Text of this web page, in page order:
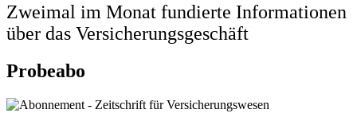
Zweimal im Monat fundierte Informationen
über das Versicherungsgeschäft
Probeabo